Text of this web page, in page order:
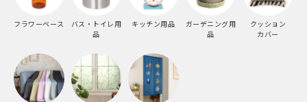
フラワーベース
バス・トイレ用
品
キッチン用品
ガーデニング用
品
クッション
カバー